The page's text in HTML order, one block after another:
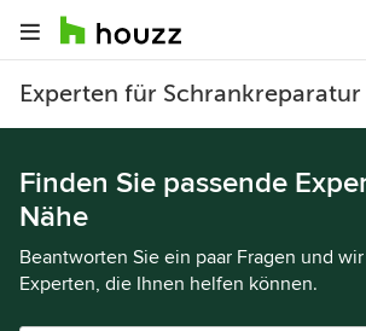
Experten für
Finden Sie passende
Nähe
Beantworten Sie ein paar Fragen und
Experten, die Ihnen helfen können.